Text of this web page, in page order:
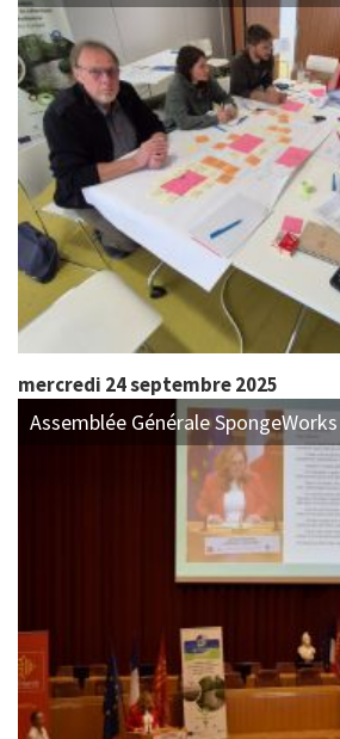
mercredi 24 septembre 2025
Assemblée Générale